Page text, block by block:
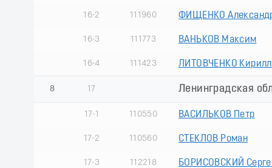
16-2 111960 ФИЩЕНКО
16-3 111773 ВАНЬКОВ Максим
16-4 111423 ЛИТОВЧЕНКО Кирилл
8 17 Ленинградская
17-1 110550 ВАСИЛЬКОВ Петр
17-2 110560 СТЕКЛОВ Роман
17-3 112218 БОРИСОВСКИЙ